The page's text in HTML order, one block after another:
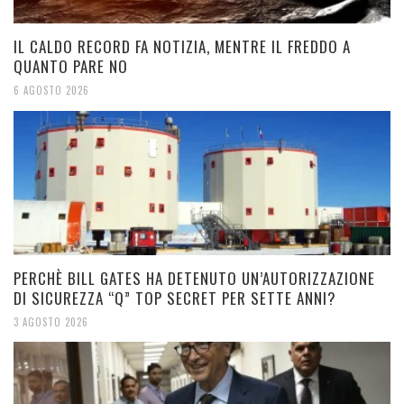
IL CALDO RECORD FA NOTIZIA, MENTRE IL FREDDO A
QUANTO PARE NO
6 AGOSTO 2026
PERCHÈ BILL GATES HA DETENUTO UN’AUTORIZZAZIONE
DI SICUREZZA “Q” TOP SECRET PER SETTE ANNI?
3 AGOSTO 2026